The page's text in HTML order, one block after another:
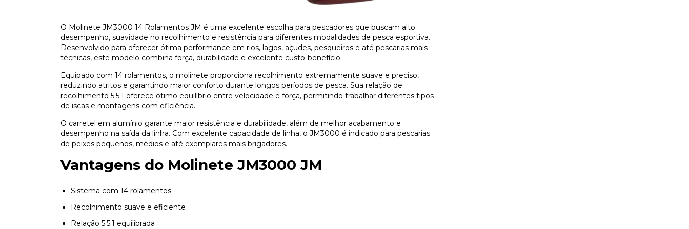
O Molinete JM3000 14 Rolamentos JM é uma excelente escolha para pescadores que buscam alto
desempenho, suavidade no recolhimento e resistência para diferentes modalidades de pesca esportiva.
Desenvolvido para oferecer ótima performance em rios, lagos, açudes, pesqueiros e até pescarias mais
técnicas, este modelo combina força, durabilidade e excelente custo-benefício.
Equipado com 14 rolamentos, o molinete proporciona recolhimento extremamente suave e preciso,
reduzindo atritos e garantindo maior conforto durante longos períodos de pesca. Sua relação de
recolhimento 5.5:1 oferece ótimo equilíbrio entre velocidade e força, permitindo trabalhar diferentes tipos
de iscas e montagens com eficiência.
O carretel em alumínio garante maior resistência e durabilidade, além de melhor acabamento e
desempenho na saída da linha. Com excelente capacidade de linha, o JM3000 é indicado para pescarias
de peixes pequenos, médios e até exemplares mais brigadores.
Vantagens do Molinete JM3000 JM
Sistema com 14 rolamentos
Recolhimento suave e eficiente
Relação 5.5:1 equilibrada